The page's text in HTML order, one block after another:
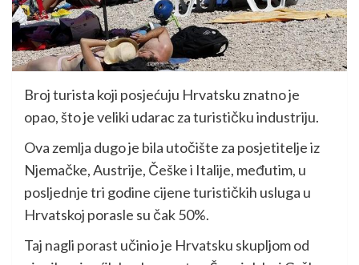
Broj turista koji posjećuju Hrvatsku znatno je
opao, što je veliki udarac za turističku industriju.
Ova zemlja dugo je bila utočište za posjetitelje iz
Njemačke, Austrije, Češke i Italije, međutim, u
posljednje tri godine cijene turističkih usluga u
Hrvatskoj porasle su čak 50%.
Taj nagli porast učinio je Hrvatsku skupljom od